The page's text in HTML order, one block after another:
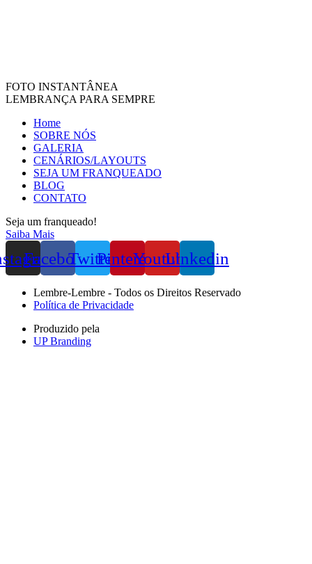
FOTO INSTANTÂNEA
LEMBRANÇA PARA SEMPRE
Home
SOBRE NÓS
GALERIA
CENÁRIOS/LAYOUTS
SEJA UM FRANQUEADO
BLOG
CONTATO
Seja um franqueado!
Saiba Mais
FacebookTwitterPinterestYoutubeLinkedin
Lembre-Lembre - Todos os Direitos Reservado
Política de Privacidade
Produzido pela
UP Branding